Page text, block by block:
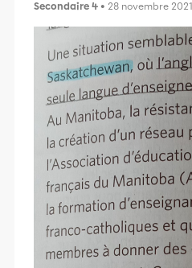
Secondaire 4 • 28 novembre 2021